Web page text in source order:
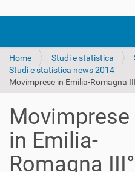
Home Studi e statistica
Studi e statistica news 2014
Movimprese in Emilia-Romagna
Movimprese
in Emilia-
Romagna III°